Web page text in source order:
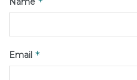
Email *